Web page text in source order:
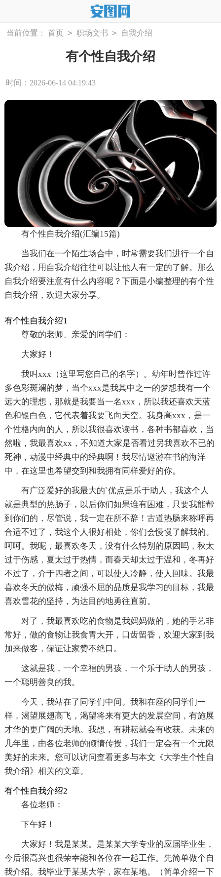
当前位置： 首页 > 职场文书 > 自我介绍
有个性自我介绍
时间：2026-06-14 04:19:43
有个性自我介绍(汇编15篇)
当我们在一个陌生场合中，时常需要我们进行一个自
我介绍，用自我介绍往往可以让他人有一定的了解。那么
自我介绍要注意有什么内容呢？下面是小编整理的有个性
自我介绍，欢迎大家分享。
有个性自我介绍1
尊敬的老师、亲爱的同学们：
大家好！
我叫xxx（这里写您自己的名字）。幼年时曾作过许
多色彩斑斓的梦，当个xxx是我其中之一的梦想我有一个
远大的理想，那就是我要当一名xxx，所以我还喜欢天蓝
色和银白色，它代表着我要飞向天空。我身高xxx，是一
个性格内向的人，所以我很喜欢读书，各种书都喜欢，当
然啦，我最喜欢xx，不知道大家是否看过另我喜欢不已的
死神，动漫中经典中的经典啊！我尽情遨游在书的海洋
中，在这里也希望交到和我拥有同样爱好的你。
有广泛爱好的我最大的`优点是乐于助人，我这个人
就是典型的热肠子，以后你们如果谁有困难，只要我能帮
到你们的，尽管说，我一定在所不辞！古道热肠来称呼再
合适不过了，我这个人很好相处，你们会慢慢了解我的。
呵呵。我呢，最喜欢冬天，没有什么特别的原因吗，秋太
过于伤感，夏太过于热情，而春天却太过于温和，冬再好
不过了，介于四者之间，可以使人冷静，使人回味。我最
喜欢冬天的傲梅，顽强不屈的品质是我学习的目标，我最
喜欢雪花的坚持，为达目的地勇往直前。
对了，我最喜欢吃的食物是我妈妈做的，她的手艺非
常好，做的食物让我食胃大开，口齿留香，欢迎大家到我
加来做客，保证让家赞不绝口。
这就是我，一个幸福的男孩，一个乐于助人的男孩，
一个聪明善良的我。
今天，我站在了同学们中间。我和在座的同学们一
样，渴望展翅高飞，渴望将来有更大的发展空间，有施展
才华的更广阔的天地。我想，有耕耘就会有收获。未来的
几年里，由各位老师的倾情传授，我们一定会有一个无限
美好的未来。您可以访问查看更多与本文《大学生个性自
我介绍》相关的文章。
有个性自我介绍2
各位老师：
下午好！
大家好！我是某某。是某某大学专业的应届毕业生，
今后很高兴也很荣幸能和各位在一起工作。先简单做个自
我介绍。我毕业于某某大学，家在某地。（简单介绍一下